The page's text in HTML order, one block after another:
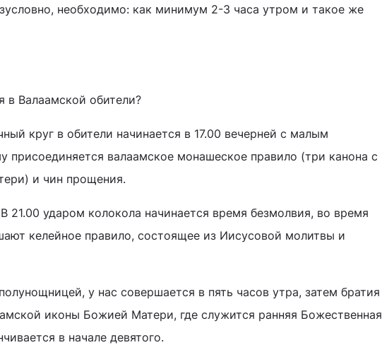
необходимо: как минимум 2-3 часа утром и такое же
в Валаамской обители?
круг в обители начинается в 17.00 вечерней с малым
присоединяется валаамское монашеское правило (три канона с
и чин прощения.
21.00 ударом колокола начинается время безмолвия, во время
келейное правило, состоящее из Иисусовой молитвы и
у нас совершается в пять часов утра, затем братия
иконы Божией Матери, где служится ранняя Божественная
в начале девятого.